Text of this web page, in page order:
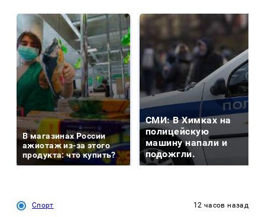
В магазинах России
ажиотаж из-за этого
продукта: что купить?
СМИ: В Химках на
полицейскую
машину напали и
подожгли.
Спорт 12 часов назад